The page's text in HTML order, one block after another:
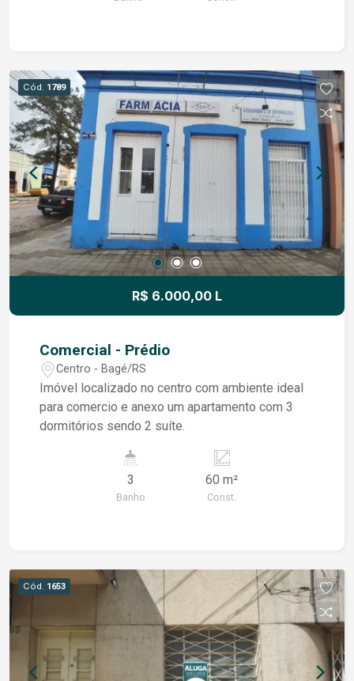
Cód. 1789
R$ 6.000,00 L
Comercial - Prédio
Centro - Bagé/RS
Imóvel localizado no centro com ambiente ideal
para comercio e anexo um apartamento com 3
dormitórios sendo 2 suíte.
3
Banho
60 m²
Const.
Cód. 1653